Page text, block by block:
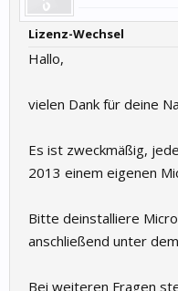
Lizenz-Wechsel
Hallo,
vielen Dank für deine
Es ist zweckmäßig,
2013 einem eigenen
Bitte deinstalliere
anschließend unter
Bei weiteren Fragen